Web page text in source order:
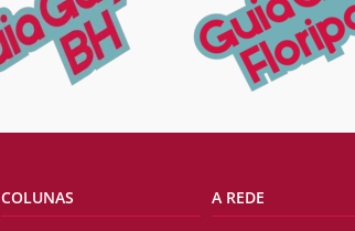
COLUNAS A REDE